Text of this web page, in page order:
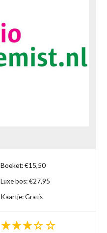
Boeket: €15,50
Luxe bos: €27,95
Kaartje: Gratis